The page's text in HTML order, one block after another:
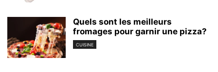
Quels sont les meilleurs
fromages pour garnir une pizza?
CUISINE